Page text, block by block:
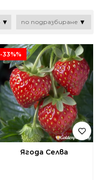
-33%%
Ягода Селва